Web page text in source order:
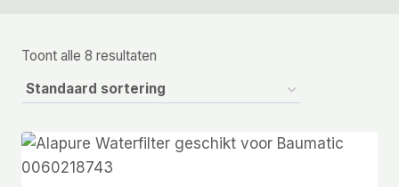
Toont alle 8 resultaten